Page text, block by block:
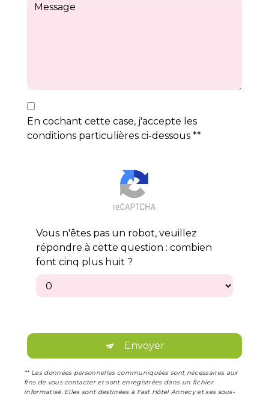
En cochant cette case, j'accepte les
conditions particulières ci-dessous **
Vous n'êtes pas un robot, veuillez
répondre à cette question : combien
font cinq plus huit ?
Envoyer
** Les données personnelles communiquées sont nécessaires aux
fins de vous contacter et sont enregistrées dans un fichier
informatisé. Elles sont destinées à Fast Hôtel Annecy et ses sous-